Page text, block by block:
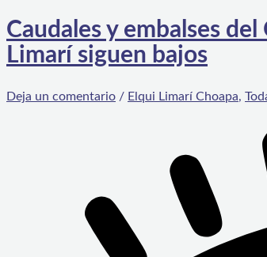
Caudales y embalses
Limarí siguen bajos
Deja un comentario / Elqui Limarí Choapa,